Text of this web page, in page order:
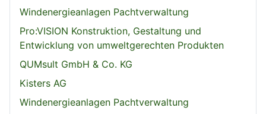
Windenergieanlagen Pachtverwaltung
Pro:VISION Konstruktion, Gestaltung und
Entwicklung von umweltgerechten Produkten
QUMsult GmbH & Co. KG
Kisters AG
Windenergieanlagen Pachtverwaltung